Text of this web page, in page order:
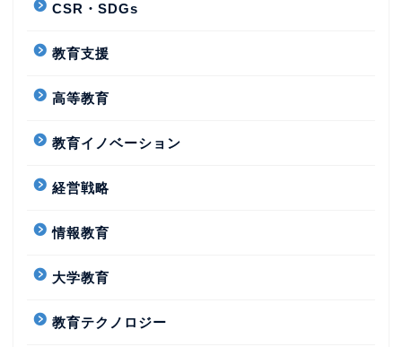
CSR・SDGs
教育支援
高等教育
教育イノベーション
経営戦略
情報教育
大学教育
教育テクノロジー